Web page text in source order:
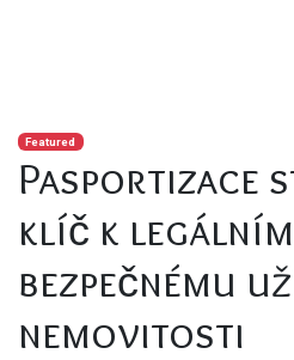
Featured
Pasportizace
klíč k
bezpečnému
nemovitosti